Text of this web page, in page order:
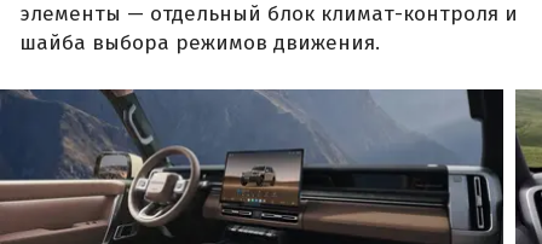
элементы — отдельный блок климат-контроля и
шайба выбора режимов движения.